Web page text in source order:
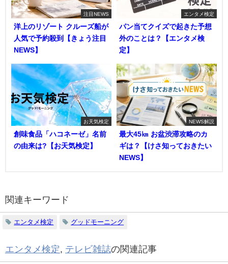
注目NEWS
洋上のリゾート クルーズ船が
人気で予約殺到【きょう注目
NEWS】
エンタメ検定
パン当てクイズで起きた予想
外のことは？【エンタメ検
定】
お天気検定
創味食品「ハコネーゼ」名前
の由来は?【お天気検定】
NEWS解説
最大45㎞ お盆渋滞攻略のカ
ギは？【けさ知っておきたい
NEWS】
関連キーワード
エンタメ検定 グッドモーニング
エンタメ検定, テレビ雑誌の関連記事